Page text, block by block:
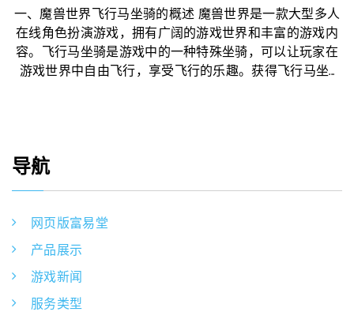
一、魔兽世界飞行马坐骑的概述 魔兽世界是一款大型多人
在线角色扮演游戏，拥有广阔的游戏世界和丰富的游戏内
容。飞行马坐骑是游戏中的一种特殊坐骑，可以让玩家在
游戏世界中自由飞行，享受飞行的乐趣。获得飞行马坐...
导航
网页版富易堂
产品展示
游戏新闻
服务类型